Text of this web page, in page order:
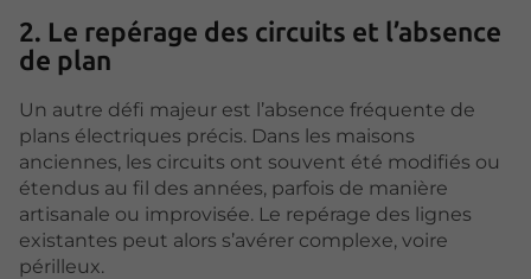
2. Le repérage des circuits et l’absence
de plan
Un autre défi majeur est l’absence fréquente de
plans électriques précis. Dans les maisons
anciennes, les circuits ont souvent été modifiés ou
étendus au fil des années, parfois de manière
artisanale ou improvisée. Le repérage des lignes
existantes peut alors s’avérer complexe, voire
périlleux.